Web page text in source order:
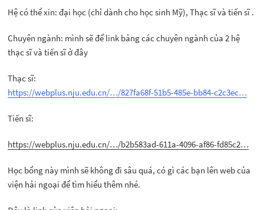
Hệ có thể xin: đại học (chỉ dành cho học sinh Mỹ), Thạc sĩ và tiến sĩ .
Chuyên ngành: mình sẽ để link bảng các chuyên ngành của 2 hệ
thạc sĩ và tiến sĩ ở đây
Thạc sĩ:
https://webplus.nju.edu.cn/…/827fa68f-51b5-485e-bb84-c2c3ec…
Tiến sĩ:
https://webplus.nju.edu.cn/…/b2b583ad-611a-4096-af86-fd85c2…
Học bổng này mình sẽ không đi sâu quá, có gì các bạn lên web của
viện hải ngoại để tìm hiểu thêm nhé.